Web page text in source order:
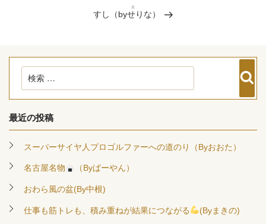
投
稿
次
の
次
すし（byせりな）
最近の投稿
スーパーサイヤ人プロゴルファーへの道のり（Byおおた）
名古屋名物 （Byぱーやん）
おわら風の盆(By中根)
仕事も筋トレも、積み重ねが結果につながる (Byまきの)